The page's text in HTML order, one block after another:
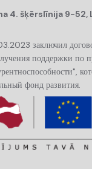
4. šķērslīnija 9-52,
заключил
поддержки по
фонд развития.